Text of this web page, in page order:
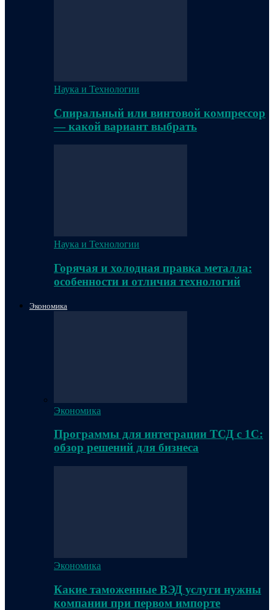
Наука и Технологии
Спиральный или винтовой компрессор
— какой вариант выбрать
Наука и Технологии
Горячая и холодная правка металла:
особенности и отличия технологий
Экономика
Экономика
Программы для интеграции ТСД с 1С:
обзор решений для бизнеса
Экономика
Какие таможенные ВЭД услуги нужны
компании при первом импорте